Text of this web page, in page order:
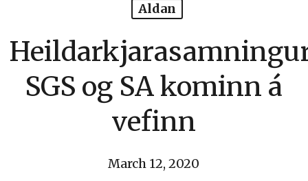
Aldan
SGS og SA kominn á
vefinn
March 12, 2020